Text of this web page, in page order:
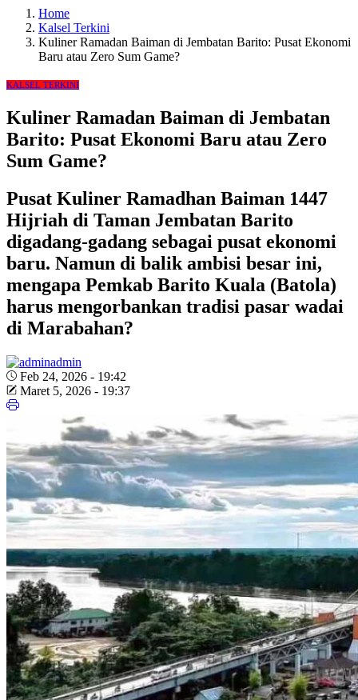
Home
Kalsel Terkini
Kuliner Ramadan Baiman di Jembatan Barito: Pusat Ekonomi
Baru atau Zero Sum Game?
KALSEL TERKINI
Kuliner Ramadan Baiman di Jembatan
Barito: Pusat Ekonomi Baru atau Zero
Sum Game?
Pusat Kuliner Ramadhan Baiman 1447
Hijriah di Taman Jembatan Barito
digadang-gadang sebagai pusat ekonomi
baru. Namun di balik ambisi besar ini,
mengapa Pemkab Barito Kuala (Batola)
harus mengorbankan tradisi pasar wadai
di Marabahan?
admin
Feb 24, 2026 - 19:42
Maret 5, 2026 - 19:37